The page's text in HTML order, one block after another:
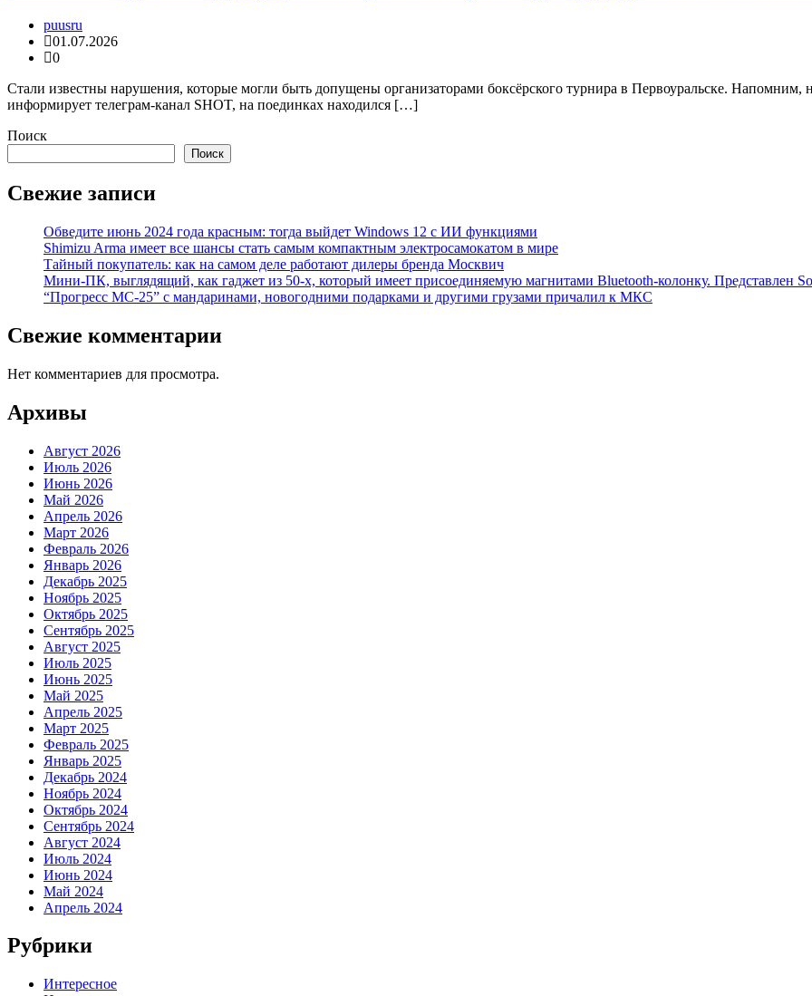
puusru
01.07.2026
0
Стали известны нарушения, которые могли быть допущены организаторами боксёрского турнира в Первоуральске. Напомним,
информирует телеграм-канал SHOT, на поединках находился […]
Поиск
Поиск
Свежие записи
Обведите июнь 2024 года красным: тогда выйдет Windows 12 с ИИ функциями
Shimizu Arma имеет все шансы стать самым компактным электросамокатом в мире
Тайный покупатель: как на самом деле работают дилеры бренда Москвич
Мини-ПК, выглядящий, как гаджет из 50-х, который имеет присоединяемую магнитами Bluetooth-колонку. Представлен
“Прогресс МС-25” с мандаринами, новогодними подарками и другими грузами причалил к МКС
Свежие комментарии
Нет комментариев для просмотра.
Архивы
Август 2026
Июль 2026
Июнь 2026
Май 2026
Апрель 2026
Март 2026
Февраль 2026
Январь 2026
Декабрь 2025
Ноябрь 2025
Октябрь 2025
Сентябрь 2025
Август 2025
Июль 2025
Июнь 2025
Май 2025
Апрель 2025
Март 2025
Февраль 2025
Январь 2025
Декабрь 2024
Ноябрь 2024
Октябрь 2024
Сентябрь 2024
Август 2024
Июль 2024
Июнь 2024
Май 2024
Апрель 2024
Рубрики
Интересное